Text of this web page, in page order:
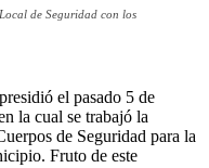
de Seguridad con los
el pasado 5 de
la cual se trabajó la
de Seguridad para la
Fruto de este